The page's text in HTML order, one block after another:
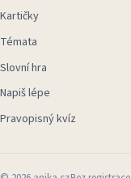
Kartičky
Témata
Slovní hra
Napiš lépe
Pravopisný kvíz